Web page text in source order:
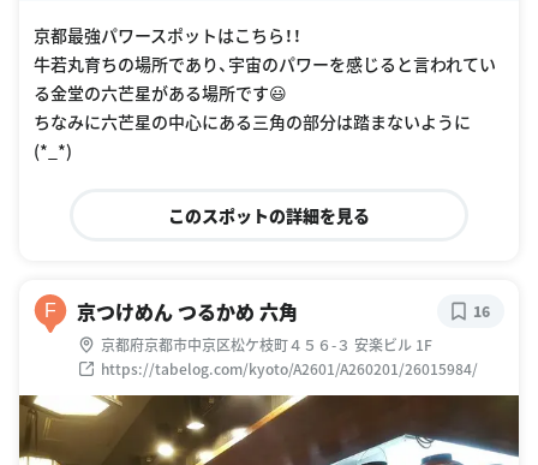
京都最強パワースポットはこちら！！
牛若丸育ちの場所であり、宇宙のパワーを感じると言われてい
る金堂の六芒星がある場所です😃
ちなみに六芒星の中心にある三角の部分は踏まないように
(*_*)
このスポットの詳細を見る
F 京つけめん つるかめ 六角
京都府京都市中京区松ケ枝町４５６-３ 安楽ビル 1F
https://tabelog.com/kyoto/A2601/A260201/26015984/
16